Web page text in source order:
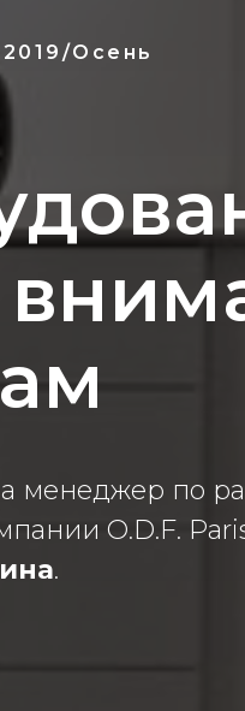
Осень
менеджер по
O.D.F.
.